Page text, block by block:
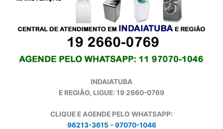
INDAIATUBA
E REGIÃO, LIGUE: 19 2660-0769
CLIQUE E AGENDE PELO WHATSAPP:
96213-3615 –97070-1046